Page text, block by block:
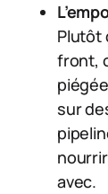
Plutôt
front,
sur
avec.